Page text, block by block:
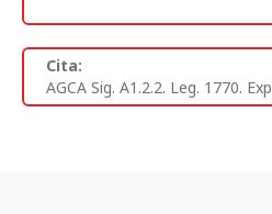
Cita:
AGCA Sig. A1.2.2. Leg. 1770.